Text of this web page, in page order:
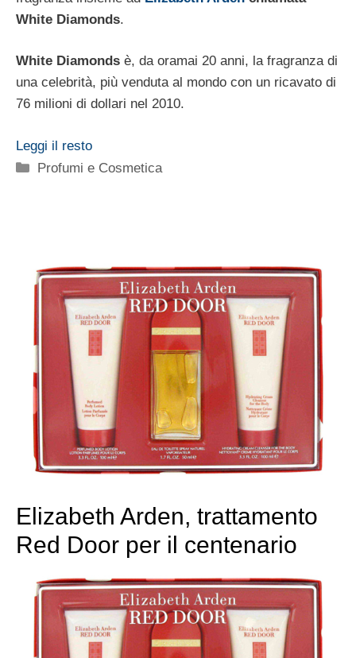
White Diamonds.
White Diamonds è, da oramai 20 anni, la fragranza di
una celebrità, più venduta al mondo con un ricavato di
76 milioni di dollari nel 2010.
Leggi il resto
Categorie
Profumi e Cosmetica
Elizabeth Arden, trattamento
Red Door per il centenario